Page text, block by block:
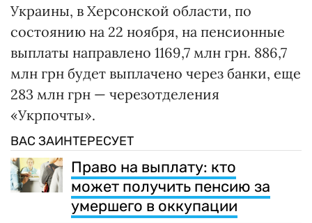
Украины, в Херсонской области, по
состоянию на 22 ноября, на пенсионные
выплаты направлено 1169,7 млн грн. 886,7
млн грн будет выплачено через банки, еще
283 млн грн — черезотделения
«Укрпочты».
ВАС ЗАИНТЕРЕСУЕТ
Право на выплату: кто
может получить пенсию за
умершего в оккупации